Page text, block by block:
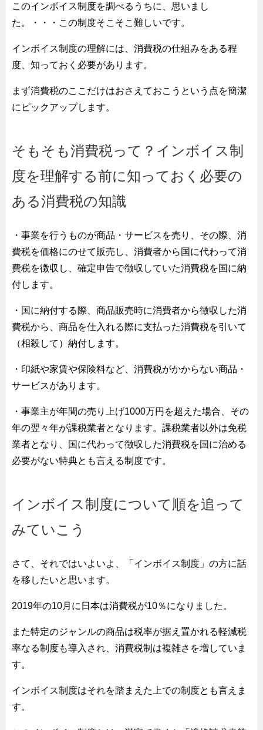
このインボイス制度を調べるうちに、思いまし
た。・・・この制度そこそこ難しいです。
インボイス制度の理解には、消費税の仕組みをある程
度、知っておく必要があります。
まず消費税のここだけはおさえておこうという点を簡潔
にピックアップします。
そもそも消費税って？インボイス制
度を理解する前に知っておく必要の
ある消費税の知識
・事業を行うものが商品・サービスを売り、その際、消
費税を価格にのせて販売し、消費者から国に代わって消
費税を徴収し、確定申告で徴収していた消費税を国に納
付します。
・国に納付する際、商品販売時に消費者から徴収した消
費税から、商品を仕入れる際に支払った消費税を引いて
（相殺して）納付します。
・印紙や家賃や保険料など、消費税がかからない商品・
サービスがあります。
・事業主が年間の売り上げ1000万円を超えた場合、その
年の翌々年が課税業者となります。課税業者以外は免税
業者となり、国に代わって徴収した消費税を国に治める
必要がない特典とも言える制度です。
インボイス制度について順を追って
みていこう
さて、それではいよいよ、「インボイス制度」の方に話
を移したいと思います。
2019年の10月に日本は消費税が10％になりました。
また特定のジャンルの商品は税率が据え置かれる軽減税
率なる制度も導入され、消費税制は複雑さを増していま
す。
インボイス制度はそれを踏まえた上での制度とも言えま
す。